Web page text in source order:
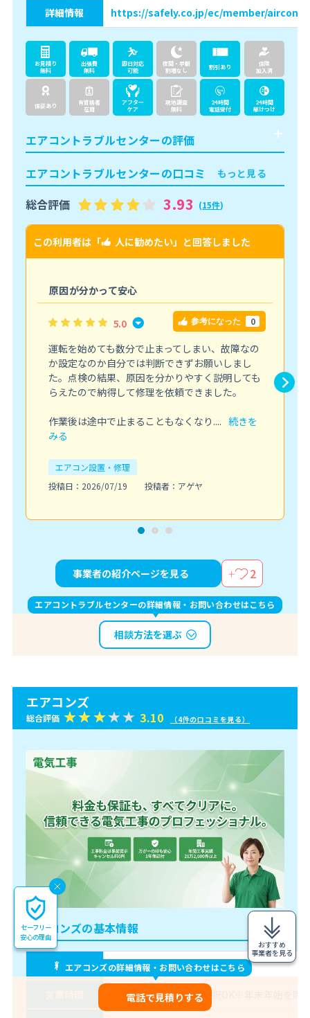
詳細情報 https://safely.co.jp/ec/member/aircon-
お見積り
無料
出張費
無料
即日対応
可能
夜間・早朝
割増なし
割引あり
保険
加入済
保証あり
有資格者
在籍
アフター
ケア
現地調査
無料
24時間
電話受付
24時間
駆けつけ
エアコントラブルセンターの評価
エアコントラブルセンターの口コミ
もっと見る
総合評価 3.93 (15件)
この利用者は「 人に勧めたい」と回答しました
原因が分かって安心
5.0 参考になった 0
運転を始めても数分で止まってしまい、故障なの
か設定なのか自分では判断できずお願いしまし
た。点検の結果、原因を分かりやすく説明しても
らえたので納得して修理を依頼できました。
作業後は途中で止まることもなくなり.... 続きを
みる
エアコン設置・修理
投稿日：2026/07/19
投稿者：アゲヤ
事業者の紹介ページを見る 2
エアコントラブルセンターの詳細情報・お問い合わせはこちら
相談方法を選ぶ
エアコンズ
総合評価 3.10 （4件の口コミを見る）
エアコンズの基本情報
料金 同軸ケーブル延長1m 600円
9:00～19:00（土・日・祝OK※年末年始を除
エアコンズの詳細情報・お問い合わせはこちら
電話で見積りする
おすすめ
事業者を見る
セーフリー
安心の理由